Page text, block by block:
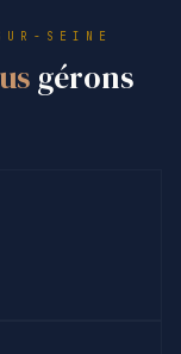
SEINE
gérons